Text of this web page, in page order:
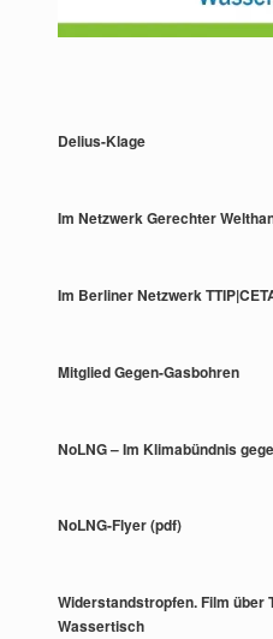
Delius-Klage
Im Netzwerk Gerechter
Im Berliner Netzwerk
Mitglied Gegen-Gasbohren
NoLNG – Im Klimabündnis
NoLNG-Flyer (pdf)
Widerstandstropfen. Film über
Wassertisch